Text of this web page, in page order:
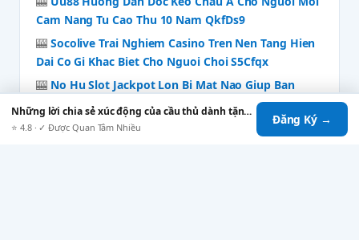
Cam Nang Tu Cao Thu 10 Nam QkfDs9
🎰 Socolive Trai Nghiem Casino Tren Nen Tang Hien
Dai Co Gi Khac Biet Cho Nguoi Choi S5Cfqx
🎰 No Hu Slot Jackpot Lon Bi Mat Nao Giup Ban
Cham Tay Vao Giac Mo Doi Doi
🎰Hướng dẫn đăng ký tài khoản Uy88 nhanh chóng
Những lời chia sẻ xúc động của cầu thủ dành tặng người mẹ thân yêu sau bàn thắng
⭐ 4.8 · ✓ Được Quan Tâm Nhiều
Đăng Ký →